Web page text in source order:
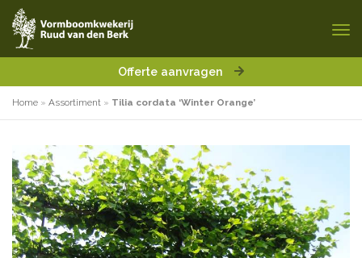
Offerte aanvragen
Home » Assortiment » Tilia cordata ‘Winter Orange’